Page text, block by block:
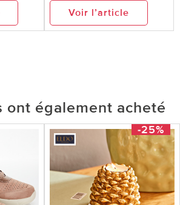
Voir l’article
ont également acheté
-25%